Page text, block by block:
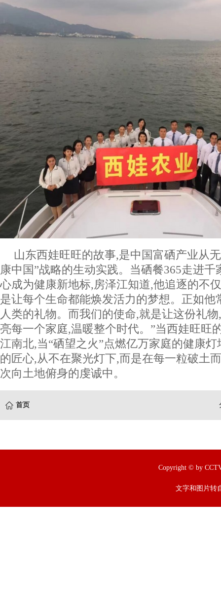
山东西娃旺旺的故事,是中国富硒产业从
康中国”战略的生动实践。当硒餐365走进
心成为健康新地标,房泽江知道,他追逐的不
是让每个生命都能焕发活力的梦想。正如他
人类的礼物。而我们的使命,就是让这份礼
亮每一个家庭,温暖整个时代。”当西娃旺旺
江南北,当“硒望之火”点燃亿万家庭的健康
的匠心,从不在聚光灯下,而是在每一粒破土
次向土地俯身的虔诚中。
首页
Copyright © by
文字和图片转